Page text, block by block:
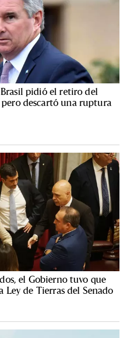
pidió el retiro del
descartó una ruptura
el Gobierno tuvo que
de Tierras del Senado